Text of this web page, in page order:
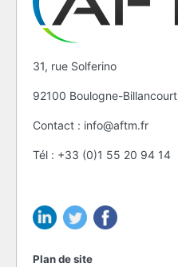
31, rue Solferino
92100 Boulogne-Billancourt
Contact : info@aftm.fr
Tél : +33 (0)1 55 20 94 14
Plan de site